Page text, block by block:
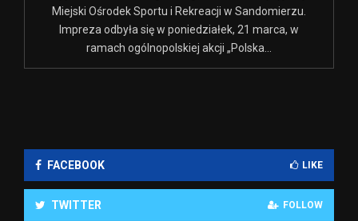
Miejski Ośrodek Sportu i Rekreacji w Sandomierzu.
Impreza odbyła się w poniedziałek, 21 marca, w
ramach ogólnopolskiej akcji „Polska...
FACEBOOK LIKE
TWITTER FOLLOW